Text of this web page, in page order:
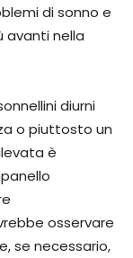
di sonno e
avanti nella
diurni
o piuttosto un
è
osservare
se necessario,